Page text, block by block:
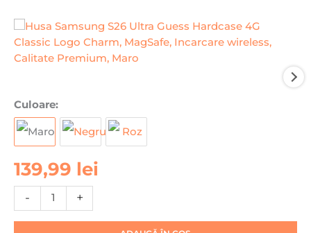
Culoare:
139,99 lei
-
Cantitate
Husa
Samsung
Ultra
Guess
Hardcase
+